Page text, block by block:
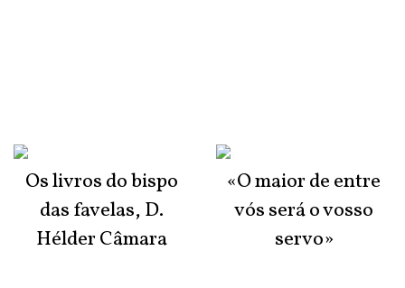
Os livros do bispo
das favelas, D.
Hélder Câmara
«O maior de entre
vós será o vosso
servo»